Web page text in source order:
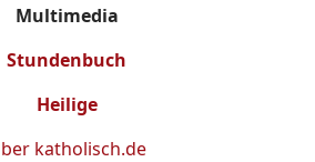
Multimedia
Stundenbuch
Heilige
katholisch.de